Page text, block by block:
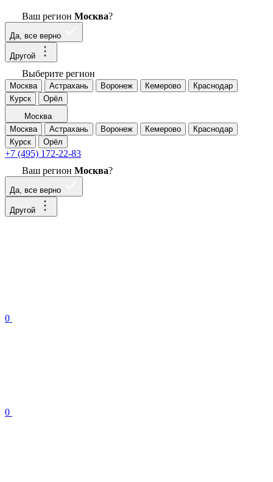
Ваш регион Москва?
Да, все верно
Другой
Выберите регион
Москва Астрахань Воронеж Кемерово
Краснодар
Курск
Орёл
Москва
Москва
Астрахань Воронеж Кемерово
Краснодар
Курск
Орёл
+7 (495) 172-22-83
Ваш регион Москва?
Да, все верно
Другой
0
0